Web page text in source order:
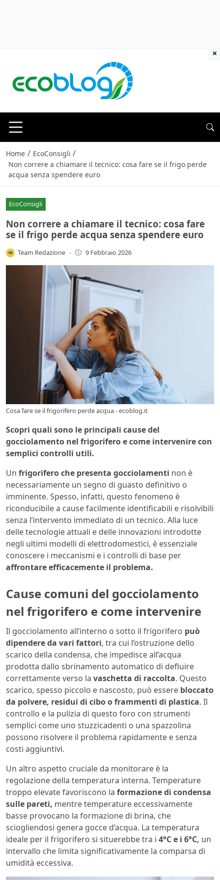
Home / EcoConsigli /
Non correre a chiamare il tecnico: cosa fare se il frigo perde
acqua senza spendere euro
EcoConsigli
Non correre a chiamare il tecnico: cosa fare
se il frigo perde acqua senza spendere euro
Team Redazione - 9 Febbraio 2026
Cosa fare se il frigorifero perde acqua - ecoblog.it
Scopri quali sono le principali cause del
gocciolamento nel frigorifero e come intervenire con
semplici controlli utili.
Un frigorifero che presenta gocciolamenti non è
necessariamente un segno di guasto definitivo o
imminente. Spesso, infatti, questo fenomeno è
riconducibile a cause facilmente identificabili e risolvibili
senza l’intervento immediato di un tecnico. Alla luce
delle tecnologie attuali e delle innovazioni introdotte
negli ultimi modelli di elettrodomestici, è essenziale
conoscere i meccanismi e i controlli di base per
affrontare efficacemente il problema.
Cause comuni del gocciolamento
nel frigorifero e come intervenire
Il gocciolamento all’interno o sotto il frigorifero può
dipendere da vari fattori, tra cui l’ostruzione dello
scarico della condensa, che impedisce all’acqua
prodotta dallo sbrinamento automatico di defluire
correttamente verso la vaschetta di raccolta. Questo
scarico, spesso piccolo e nascosto, può essere bloccato
da polvere, residui di cibo o frammenti di plastica. Il
controllo e la pulizia di questo foro con strumenti
semplici come uno stuzzicadenti o una spazzolina
possono risolvere il problema rapidamente e senza
costi aggiuntivi.
Un altro aspetto cruciale da monitorare è la
regolazione della temperatura interna. Temperature
troppo elevate favoriscono la formazione di condensa
sulle pareti, mentre temperature eccessivamente
basse provocano la formazione di brina, che
sciogliendosi genera gocce d’acqua. La temperatura
ideale per il frigorifero si situerebbe tra i 4°C e i 6°C, un
intervallo che limita significativamente la comparsa di
umidità eccessiva.
×